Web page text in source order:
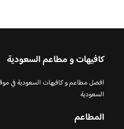
كافيهات و مطاعم السعودية
افضل مطاعم و كافيهات السعودية في
السعودية
المطاعم